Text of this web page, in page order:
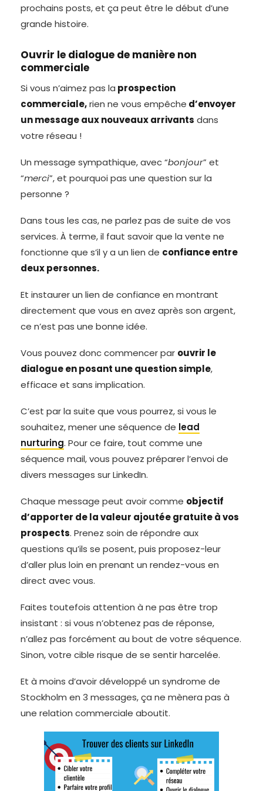
prochains posts, et ça peut être le début d’une
grande histoire.
Ouvrir le dialogue de manière non
commerciale
Si vous n’aimez pas la prospection
commerciale,rien ne vous empêche d’envoyer
un message aux nouveaux arrivants dans
votre réseau !
Un message sympathique, avec “bonjour” et
“merci”, et pourquoi pas une question sur la
personne ?
Dans tous les cas, ne parlez pas de suite de vos
services. À terme, il faut savoir que la vente ne
fonctionne que s’il y a un lien de confiance entre
deux personnes.
Et instaurer un lien de confiance en montrant
directement que vous en avez après son argent,
ce n’est pas une bonne idée.
Vous pouvez donc commencer par ouvrir le
dialogue en posant une question simple,
efficace et sans implication.
C’est par la suite que vous pourrez, si vous le
souhaitez, mener une séquence de lead
nurturing. Pour ce faire, tout comme une
séquence mail, vous pouvez préparer l’envoi de
divers messages sur LinkedIn.
Chaque message peut avoir comme objectif
d’apporter de la valeur ajoutée gratuite à vos
prospects. Prenez soin de répondre aux
questions qu’ils se posent, puis proposez-leur
d’aller plus loin en prenant un rendez-vous en
direct avec vous.
Faites toutefois attention à ne pas être trop
insistant : si vous n’obtenez pas de réponse,
n’allez pas forcément au bout de votre séquence.
Sinon, votre cible risque de se sentir harcelée.
Et à moins d’avoir développé un syndrome de
Stockholm en 3 messages, ça ne mènera pas à
une relation commerciale aboutit.